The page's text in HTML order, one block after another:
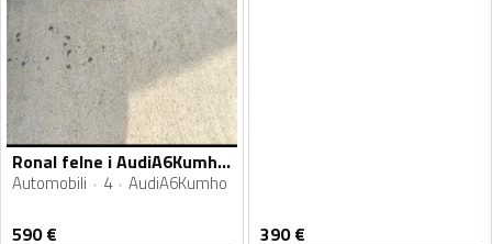
Ronal felne i AudiA6Kumho gume
Automobili 4 AudiA6Kumho
590€ 390€